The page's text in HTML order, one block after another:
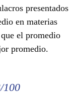
presentados
en materias
el promedio
promedio.
100